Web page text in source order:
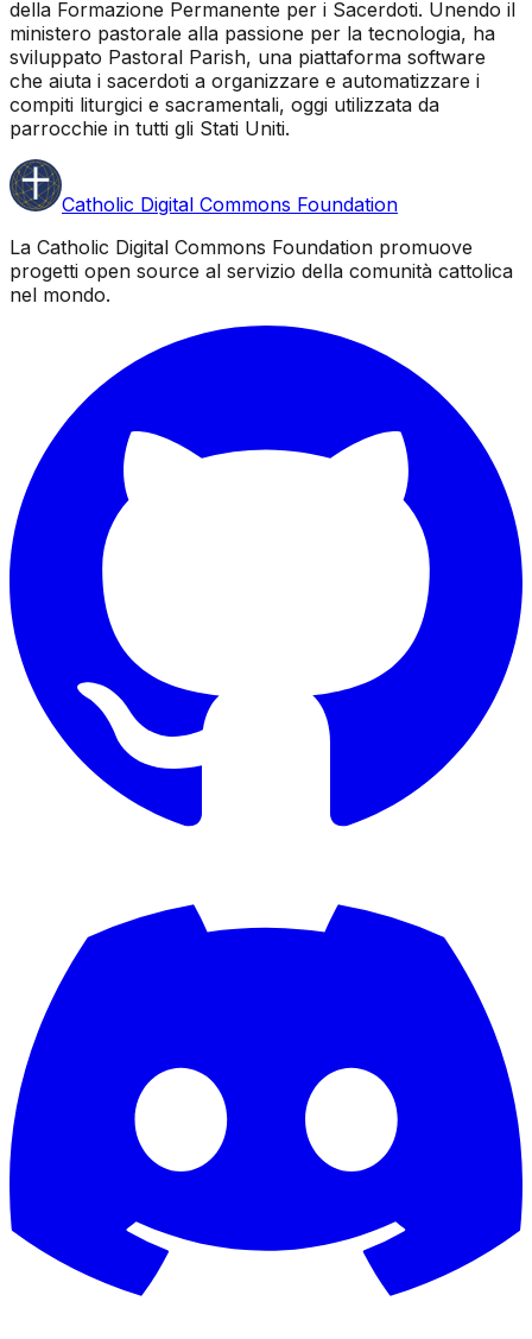
della Formazione Permanente per i Sacerdoti. Unendo il
ministero pastorale alla passione per la tecnologia, ha
sviluppato Pastoral Parish, una piattaforma software
che aiuta i sacerdoti a organizzare e automatizzare i
compiti liturgici e sacramentali, oggi utilizzata da
parrocchie in tutti gli Stati Uniti.
Catholic Digital Commons Foundation
La Catholic Digital Commons Foundation promuove
progetti open source al servizio della comunità cattolica
nel mondo.